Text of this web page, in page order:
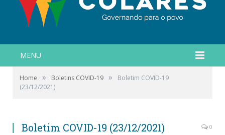
MENU
Home » Boletins COVID-19 »
Boletim COVID-19
(23/12/2021)
Boletim COVID-19 (23/12/2021) 0